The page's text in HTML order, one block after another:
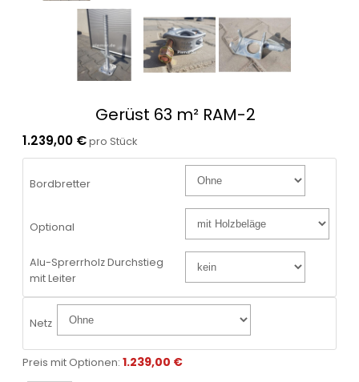
Gerüst 63 m² RAM-2
1.239,00 €pro Stück
Bordbretter
Optional
Alu-Sprerrholz Durchstieg
mit Leiter
Netz
Preis mit Optionen: 1.239,00 €